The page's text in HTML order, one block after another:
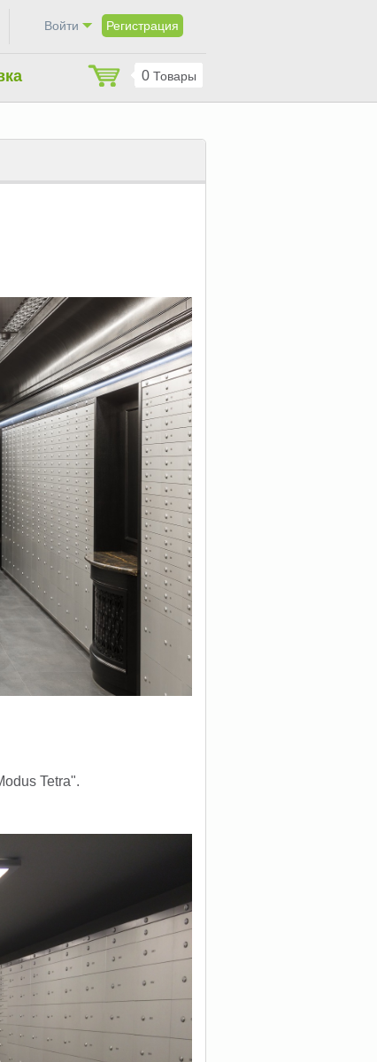
Bойти Регистрация
0 Товары
Tetra".